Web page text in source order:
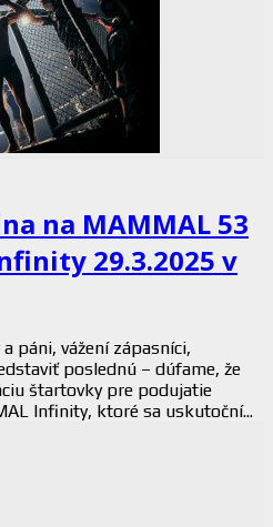
na MAMMAL 53
29.3.2025 v
páni, vážení zápasníci,
poslednú – dúfame, že
štartovky pre podujatie
Infinity, ktoré sa uskutoční...